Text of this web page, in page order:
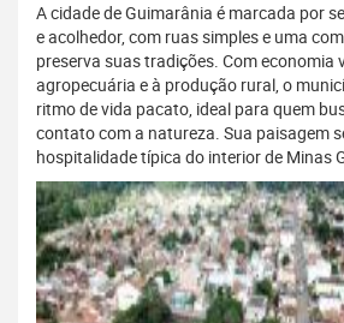
A cidade de Guimarânia é marcada por
e acolhedor, com ruas simples e uma
preserva suas tradições. Com economia
agropecuária e à produção rural, o
ritmo de vida pacato, ideal para quem
contato com a natureza. Sua paisagem
hospitalidade típica do interior de Minas